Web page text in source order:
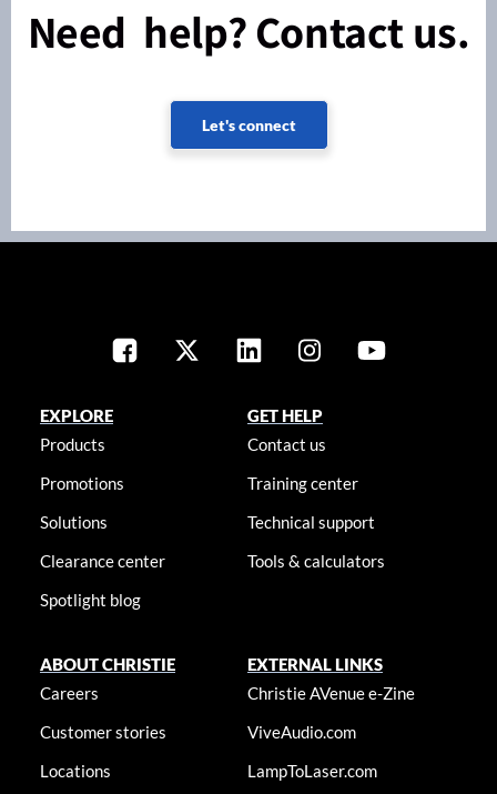
Need help? Contact us.
Let's connect
EXPLORE
Products
Promotions
Solutions
Clearance center
Spotlight blog
GET HELP
Contact us
Training center
Technical support
Tools & calculators
ABOUT CHRISTIE
Careers
Customer stories
Locations
EXTERNAL LINKS
Christie AVenue e-Zine
ViveAudio.com
LampToLaser.com